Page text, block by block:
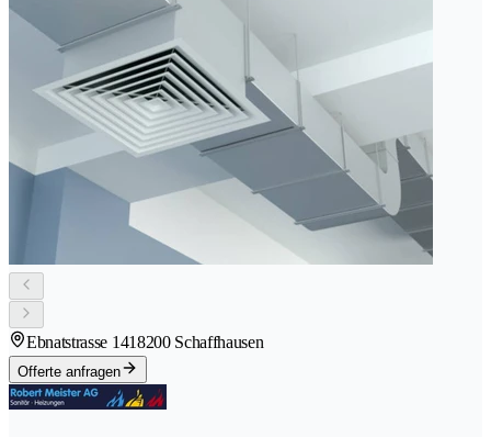
Ebnatstrasse 1418200 Schaffhausen
Offerte anfragen